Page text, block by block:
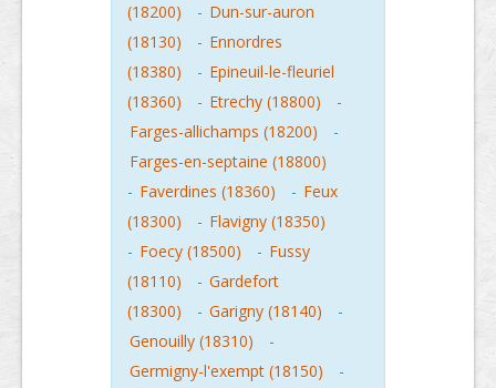
(18200)
- Dun-sur-auron
(18130)
- Ennordres
(18380)
- Epineuil-le-fleuriel
(18360)
- Etrechy (18800)
-
Farges-allichamps (18200)
-
Farges-en-septaine (18800)
- Faverdines (18360) - Feux
(18300)
- Flavigny (18350)
- Foecy (18500) - Fussy
(18110)
- Gardefort
(18300)
- Garigny (18140)
-
Genouilly (18310)
-
Germigny-l'exempt (18150)
-